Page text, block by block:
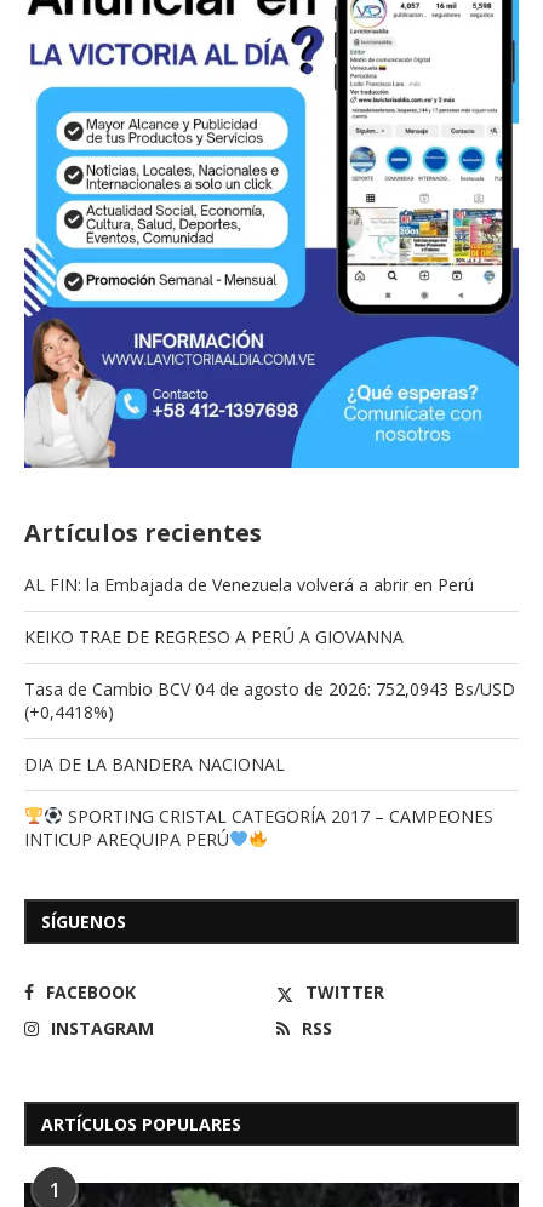
Artículos recientes
AL FIN: la Embajada de Venezuela volverá a abrir en Perú
KEIKO TRAE DE REGRESO A PERÚ A GIOVANNA
Tasa de Cambio BCV 04 de agosto de 2026: 752,0943 Bs/USD
(+0,4418%)
DIA DE LA BANDERA NACIONAL
SPORTING CRISTAL CATEGORÍA 2017 – CAMPEONES
INTICUP AREQUIPA PERÚ
SÍGUENOS
FACEBOOK
TWITTER
INSTAGRAM
RSS
ARTÍCULOS POPULARES
1